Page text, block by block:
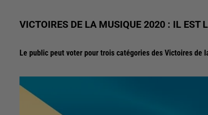
VICTOIRES DE LA MUSIQUE 2020 : IL EST
Le public peut voter pour trois catégories des Victoires de